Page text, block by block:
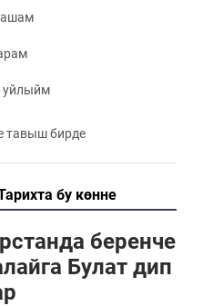
уйлыйм
тавыш бирде
бу көнне
беренче
Булат дип